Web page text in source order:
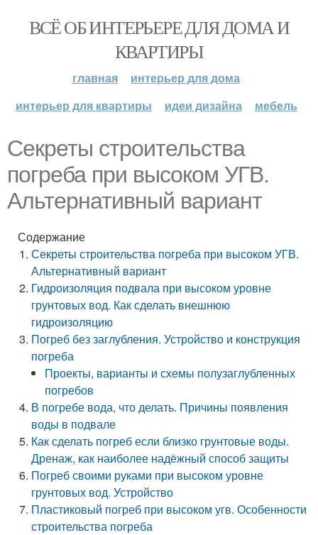
ВСЁ ОБ ИНТЕРЬЕРЕ ДЛЯ ДОМА И
КВАРТИРЫ
главная
интерьер для дома
интерьер для квартиры
идеи дизайна мебель
Секреты строительства
погреба при высоком УГВ.
Альтернативный вариант
Содержание
Секреты строительства погреба при высоком УГВ.
Альтернативный вариант
Гидроизоляция подвала при высоком уровне
грунтовых вод. Как сделать внешнюю
гидроизоляцию
Погреб без заглубления. Устройство и конструкция
погреба
Проекты, варианты и схемы полузаглубленных
погребов
В погребе вода, что делать. Причины появления
воды в подвале
Как сделать погреб если близко грунтовые воды.
Дренаж, как наиболее надёжный способ защиты
Погреб своими руками при высоком уровне
грунтовых вод. Устройство
Пластиковый погреб при высоком угв. Особенности
строительства погреба